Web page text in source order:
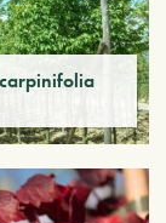
carpinifolia